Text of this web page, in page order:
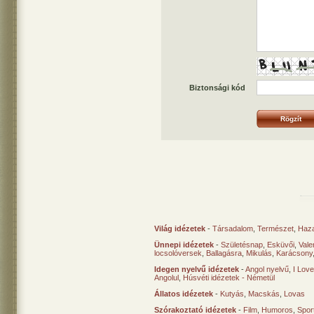
Biztonsági kód
Világ idézetek - Társadalom Természet
Ünnepi idézetek - Születésnap Esküvői
locsolóversek
Ballagásra Mikulás Karácsony
Idegen nyelvű idézetek -Angol nyelvű I
Angolul Húsvéti idézetek - Németül
Állatos idézetek - Kutyás Macskás
Lovas
Szórakoztató idézetek - Film Humoros